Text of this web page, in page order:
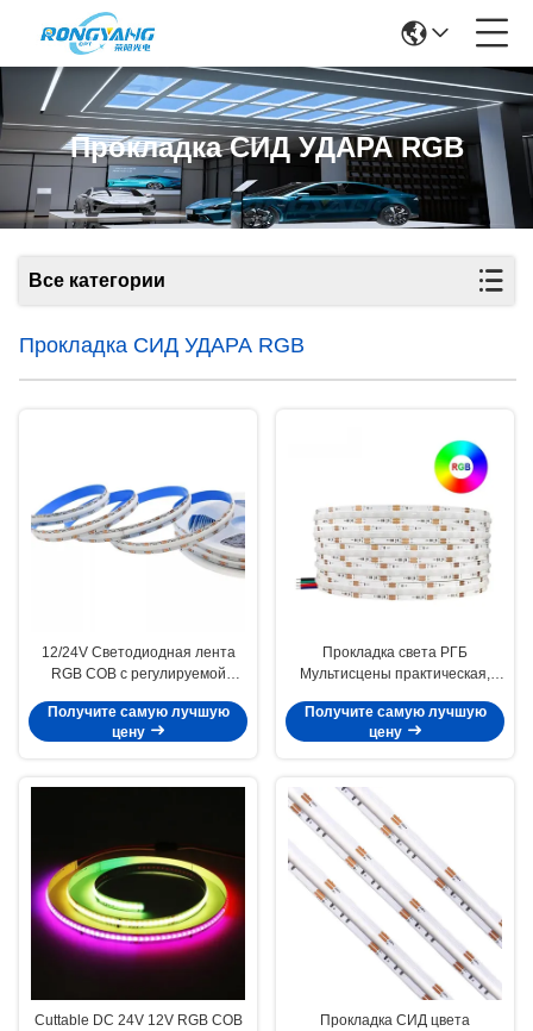
Прокладка СИД УДАРА RGB
Все категории
Прокладка СИД УДАРА RGB
12/24V Светодиодная лента
RGB COB с регулируемой
2700K-6000K Cuttable
Получите самую лучшую
цену
Прокладка света РГБ
Мультисцены практическая,
СИД УДАРА
Получите самую лучшую
цену
Cuttable DC 24V 12V RGB COB
Прокладка СИД цвета